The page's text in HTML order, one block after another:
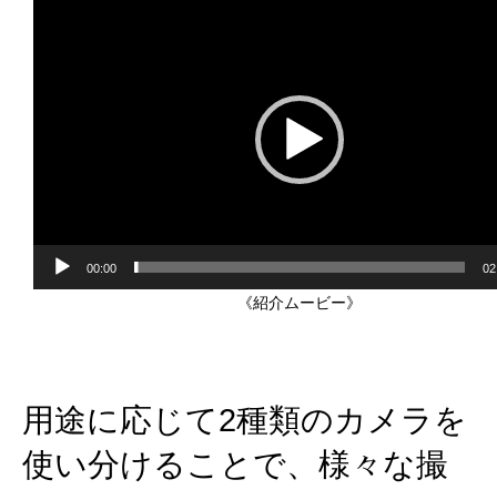
00:00
《紹介ムービー》
用途に応じて2種類のカメラを
使い分けることで、様々な撮